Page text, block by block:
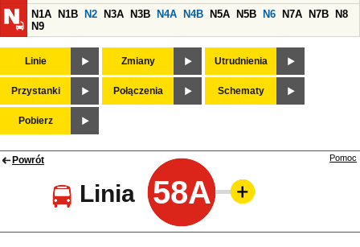
N1A
N1B N2 N3A N3B N4A N4B N5A N5B N6 N7A N7B
N8
N9
Linie Zmiany Utrudnienia
Przystanki Połączenia Schematy
Pobierz
Powrót
Linia 58A
Pomoc